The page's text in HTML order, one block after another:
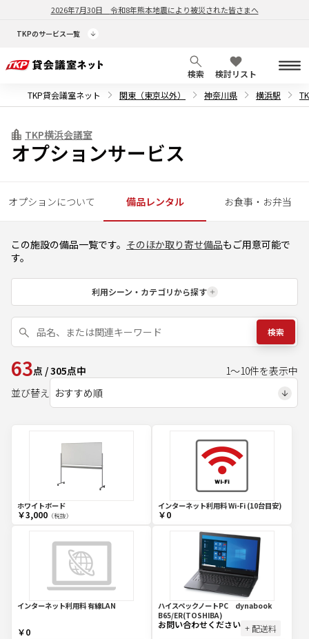
2026年7月30日 令和8年熊本地震により被災された皆さまへ
TKPのサービス一覧
検索
検討リスト
TKP貸会議室ネット
関東（東京以外） 神奈川県 横浜駅
TKP横浜会議室
オプションサービス
オプションについて 備品レンタル お食事・お弁当
この施設の備品一覧です。 そのほか取り寄せ備品もご用意可能で
す。
利用シーン・カテゴリから探す
検索
63点 /305点中 1～10件を表示中
並び替え
ホワイトボード
￥3,000（税抜）
インターネット利用料 Wi-Fi (10台目安)
￥0
インターネット利用料 有線LAN
￥0
ハイスペックノートPC dynabook
B65/ER(TOSHIBA)
お問い合わせください + 配送料